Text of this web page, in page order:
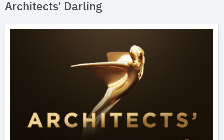
Architects' Darling